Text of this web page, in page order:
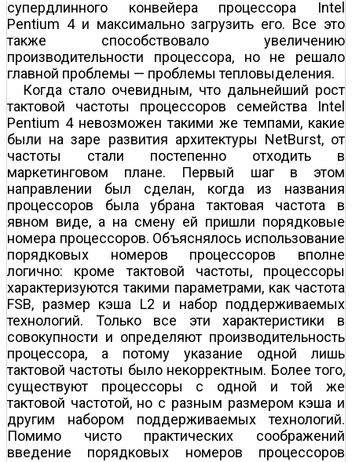
супердлинного конвейера процессора Intel
Pentium 4 и максимально загрузить его. Все это
также способствовало увеличению
производительности процессора, но не решало
главной проблемы — проблемы тепловыделения.
Когда стало очевидным, что дальнейший рост
тактовой частоты процессоров семейства Intel
Pentium 4 невозможен такими же темпами, какие
были на заре развития архитектуры NetBurst, от
частоты стали постепенно отходить в
маркетинговом плане. Первый шаг в этом
направлении был сделан, когда из названия
процессоров была убрана тактовая частота в
явном виде, а на смену ей пришли порядковые
номера процессоров. Объяснялось использование
порядковых номеров процессоров вполне
логично: кроме тактовой частоты, процессоры
характеризуются такими параметрами, как частота
FSB, размер кэша L2 и набор поддерживаемых
технологий. Только все эти характеристики в
совокупности и определяют производительность
процессора, а потому указание одной лишь
тактовой частоты было некорректным. Более того,
существуют процессоры с одной и той же
тактовой частотой, но с разным размером кэша и
другим набором поддерживаемых технологий.
Помимо чисто практических соображений
введение порядковых номеров процессоров